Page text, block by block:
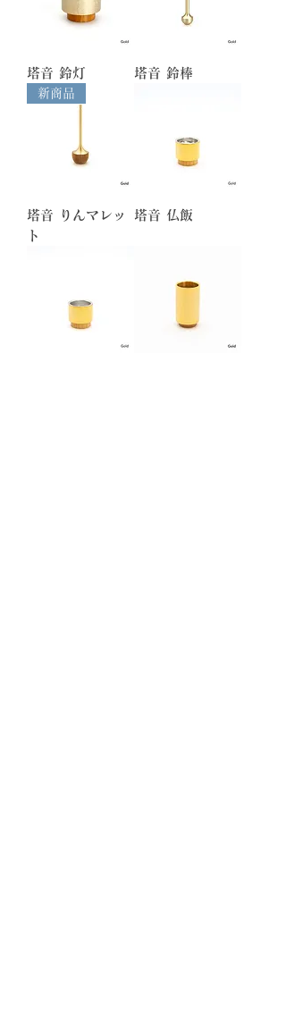
塔音 鈴灯 塔音 鈴棒
新商品
塔音 りんマレッ
ト
塔音 仏飯